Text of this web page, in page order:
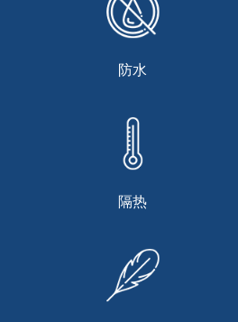
防水
隔热